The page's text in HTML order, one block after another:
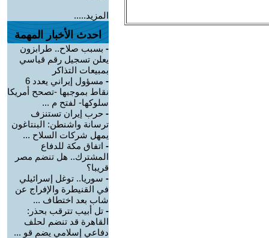
المزيد.....
احدث الأخبار المهمة
- بسبب صلاح.. طرابزون
يعلن تسجيل رقم قياسي
بمبيعات التذاكر
-
مسؤول إيراني يعدد 6
نقاط بموجبها -تصحح أمريكا
سلوكها- لفتح م ...
- حرب إيران تستنزف
ترسانة واشنطن: البنتاغون
يمهل شركات السلاح ...
- اتفاق مكة للدفاع
المشترك.. هل تنضم مصر
قريبا؟
- سوريا.. توغل إسرائيلي
في القنيطرة والإفراج عن
شاب بعد اختطاف ...
- تل أبيب تترقب بحذر:
القاهرة قد تنضم لحلف
دفاعي إسلامي يضم قو ...